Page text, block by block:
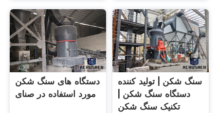
دستگاه های سنگ شکن
مورد استفاده در صنای
سنگ شکن | تولید کننده
دستگاه سنگ شکن |
تکنیک سنگ شکن